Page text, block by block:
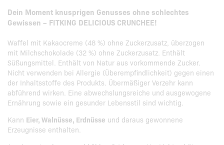
Dein Moment knusprigen Genusses ohne schlechtes
Gewissen – FITKING DELICIOUS CRUNCHEE!
Waffel mit Kakaocreme (48 %) ohne Zuckerzusatz, überzogen
mit Milchschokolade (32 %) ohne Zuckerzusatz. Enthält
Süßungsmittel. Enthält von Natur aus vorkommende Zucker.
Nicht verwenden bei Allergie (Überempfindlichkeit) gegen einen
der Inhaltsstoffe des Produkts. Übermäßiger Verzehr kann
abführend wirken. Eine abwechslungsreiche und ausgewogene
Ernährung sowie ein gesunder Lebensstil sind wichtig.
Kann Eier, Walnüsse, Erdnüsse und daraus gewonnene
Erzeugnisse enthalten.